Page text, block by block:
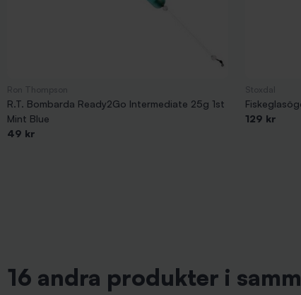
R.T. Bombarda Ready2Go Intermediate 25g 1st
Mint Blue
49 kr
129 kr
16 andra produkter i